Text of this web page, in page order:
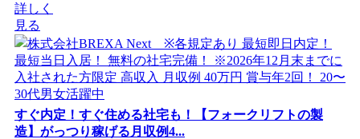
詳しく
見る
すぐ内定！すぐ住める社宅も！【フォークリフトの製
造】がっつり稼げる月収例4...